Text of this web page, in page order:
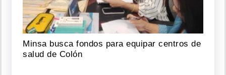
Agosto
08,
2026
Minsa busca fondos para equipar centros de
salud de Colón